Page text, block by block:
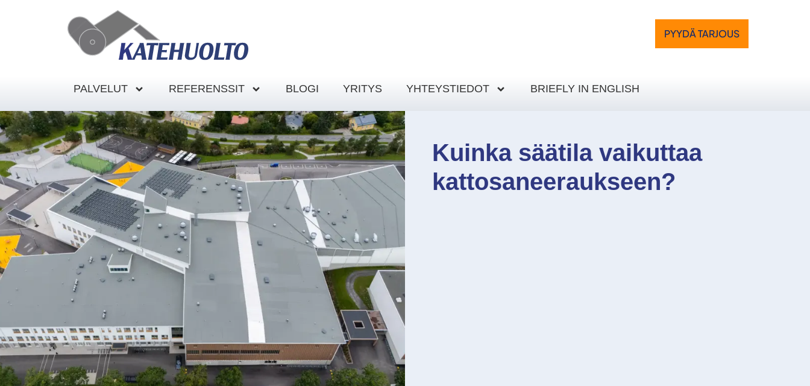
PYYDÄ TARJOUS
PALVELUT REFERENSSIT BLOGI YRITYS YHTEYSTIEDOT BRIEFLY IN ENGLISH
Kuinka säätila vaikuttaa
kattosaneeraukseen?